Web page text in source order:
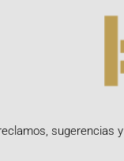
sugerencias y